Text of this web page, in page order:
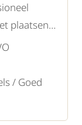
plaatsen
zoeken
/ Goed